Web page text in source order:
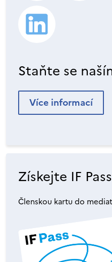
Staňte se
Více informací
Získejte IF Pass
Členskou kartu do